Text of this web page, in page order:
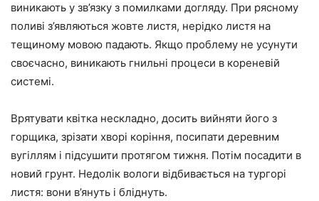
виникають у зв’язку з помилками догляду. При рясному
поливі з’являються жовте листя, нерідко листя на
тещиному мовою падають. Якщо проблему не усунути
своєчасно, виникають гнильні процеси в кореневій
системі.
Врятувати квітка нескладно, досить вийняти його з
горщика, зрізати хворі коріння, посипати деревним
вугіллям і підсушити протягом тижня. Потім посадити в
новий грунт. Недолік вологи відбивається на тургорі
листя: вони в’януть і бліднуть.